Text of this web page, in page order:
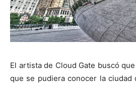
El artista de Cloud Gate buscó
que se pudiera conocer la